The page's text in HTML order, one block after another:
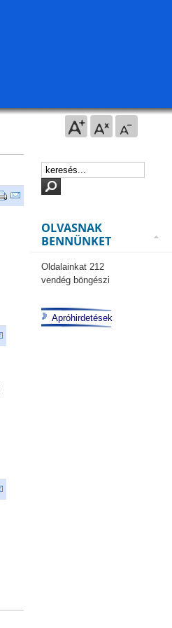
OLVASNAK
BENNÜNKET
Oldalainkat 212
vendég böngészi
Apróhirdetések